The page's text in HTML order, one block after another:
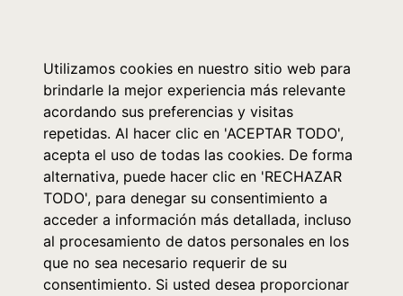
Utilizamos cookies en nuestro sitio web para
brindarle la mejor experiencia más relevante
acordando sus preferencias y visitas
repetidas. Al hacer clic en 'ACEPTAR TODO',
acepta el uso de todas las cookies. De forma
alternativa, puede hacer clic en 'RECHAZAR
TODO', para denegar su consentimiento a
acceder a información más detallada, incluso
al procesamiento de datos personales en los
que no sea necesario requerir de su
consentimiento. Si usted desea proporcionar